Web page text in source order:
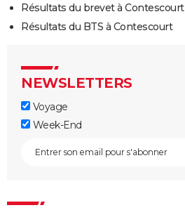
Résultats du brevet à Contescourt
Résultats du BTS à Contescourt
NEWSLETTERS
Voyage
Week-End